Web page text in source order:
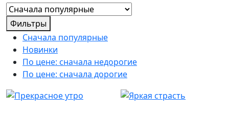
Фильтры
Сначала популярные
Новинки
По цене: сначала недорогие
По цене: сначала дорогие